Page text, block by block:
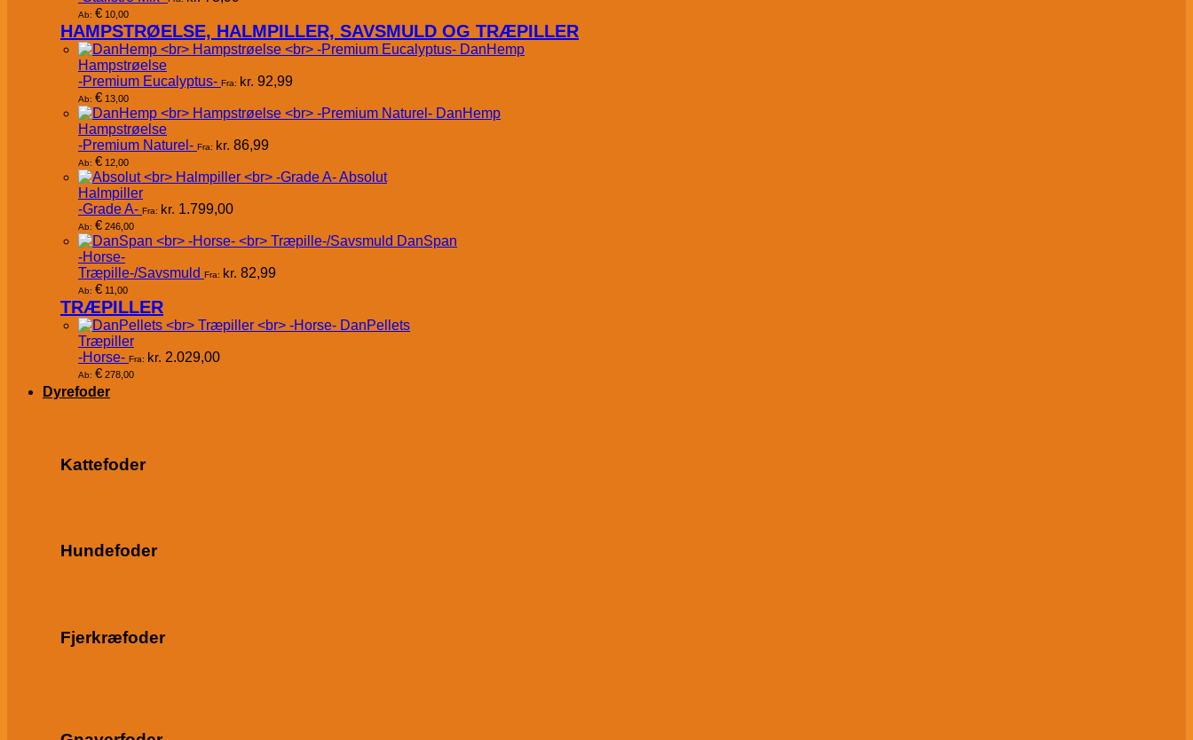
Ab: € 10,00
HAMPSTRØELSE, HALMPILLER, SAVSMULD OG TRÆPILLER
DanHemp
Hampstrøelse
-Premium Eucalyptus- Fra: kr. 92,99
Ab: € 13,00
DanHemp
Hampstrøelse
-Premium Naturel- Fra: kr. 86,99
Ab: € 12,00
Absolut
Halmpiller
-Grade A- Fra: kr. 1.799,00
Ab: € 246,00
DanSpan
-Horse-
Træpille-/Savsmuld Fra: kr. 82,99
Ab: € 11,00
TRÆPILLER
DanPellets
Træpiller
-Horse- Fra: kr. 2.029,00
Ab: € 278,00
Dyrefoder
Kattefoder
Hundefoder
Fjerkræfoder